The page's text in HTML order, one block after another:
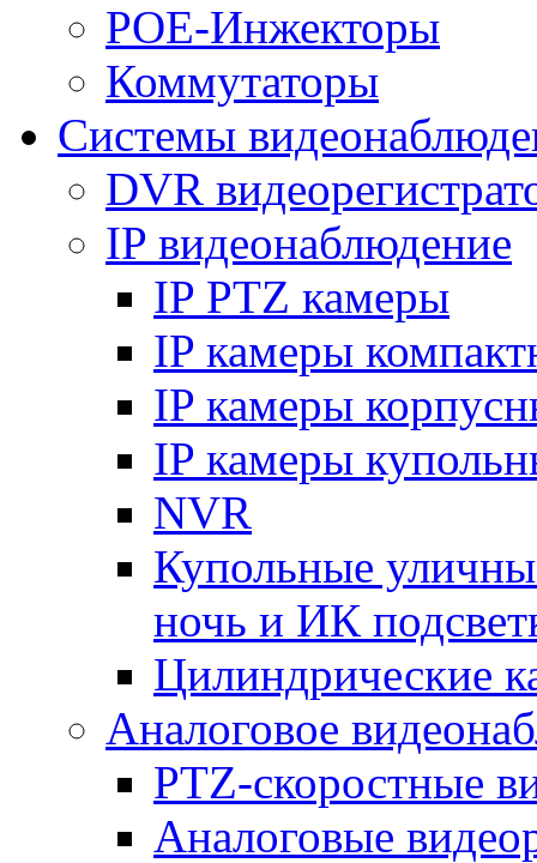
POE-Инжекторы
Коммутаторы
Системы
DVR
IP видеонаблюдение
IP PTZ камеры
IP камеры
IP камеры
IP камеры
NVR
Купольные
ночь и ИК
Цилиндрические
Аналоговое
PTZ-скоростные
Аналоговые